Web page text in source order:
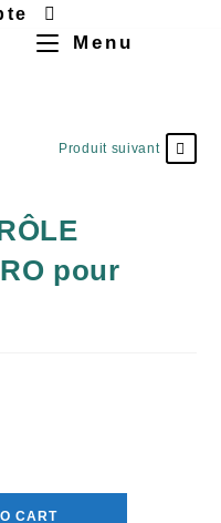
Menu
Produit suivant
pour
CART